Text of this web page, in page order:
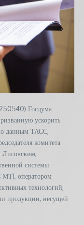
Госдума
ускорить
данным ТАСС,
комитета
Лисовским,
системы
МТ), оператором
технологий,
продукции, несущей